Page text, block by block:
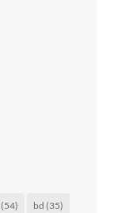
(54) bd (35)